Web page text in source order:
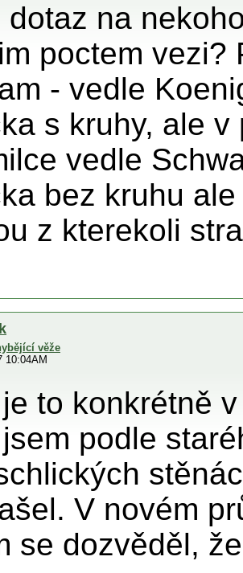
dotaz na
poctem vezi?
- vedle
s kruhy, ale
vedle
bez kruhu
z kterekoli
věže
10:04AM
to konkrétně
podle
V novém
se dozvěděl,